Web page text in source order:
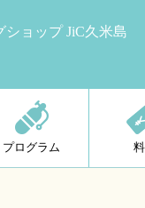
ョップ JiC久米島
プログラム